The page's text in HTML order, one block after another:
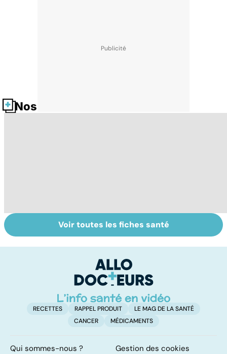
Nos fiches santé
La vésicule
biliaire et ses
Faire du sport à
domicile, c'est
Voir toutes les fiches santé
RECETTES RAPPEL PRODUIT
LE MAG DE LA SANTÉ
CANCER
MÉDICAMENTS
Qui sommes-nous ? Gestion des cookies